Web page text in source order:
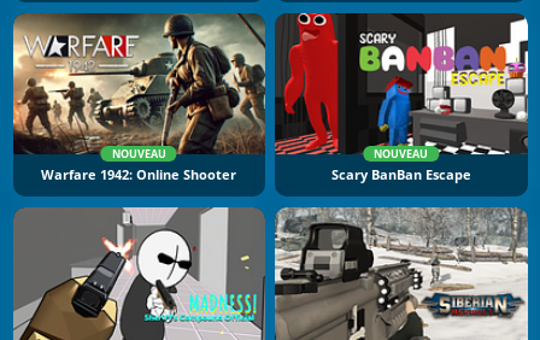
NOUVEAU
Warfare 1942: Online Shooter
NOUVEAU
Scary BanBan Escape